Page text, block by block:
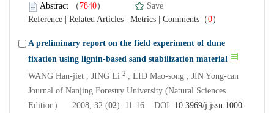
Abstract （ 7840）
Save
Reference
Related Articles Metrics Comments （0）
A preliminary report on the field experiment of dune
fixation using lignin-based sand stabilization material
WANG Han-jiet , JING Li 2 , LID Mao-song , JIN Yong-can
Journal of Nanjing Forestry University (Natural Sciences
Edition） 2008, 32 (02): 11-16. DOI: 10.3969/j.jssn.1000-